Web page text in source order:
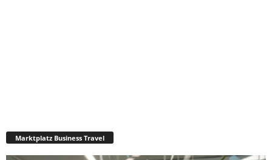
Marktplatz Business Travel